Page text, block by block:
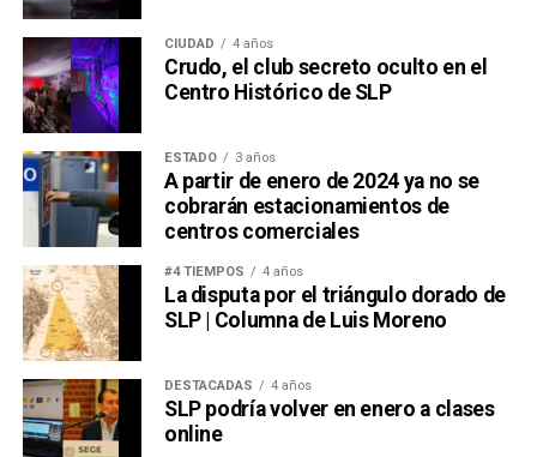
CIUDAD 4 años
Crudo, el club secreto oculto en el
Centro Histórico de SLP
ESTADO 3 años
A partir de enero de 2024 ya no se
cobrarán estacionamientos de
centros comerciales
#4 TIEMPOS 4 años
La disputa por el triángulo dorado de
SLP | Columna de Luis Moreno
DESTACADAS 4 años
SLP podría volver en enero a clases
online